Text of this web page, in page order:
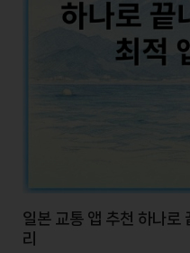
일본 교통 앱 추천 하나
리